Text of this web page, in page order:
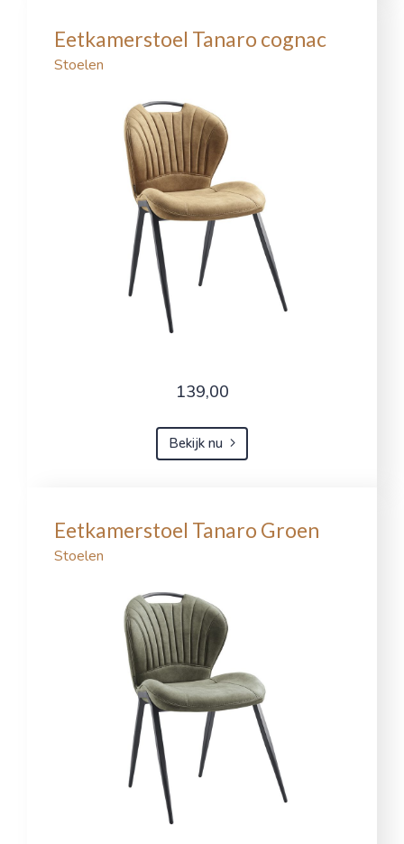
Eetkamerstoel Tanaro cognac
Stoelen
139,00
Bekijk nu
Eetkamerstoel Tanaro Groen
Stoelen